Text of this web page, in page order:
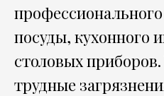
посуды, кухонного
столовых
трудные